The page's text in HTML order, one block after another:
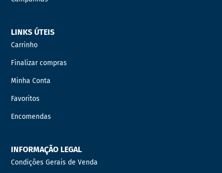
LINKS ÚTEIS
Carrinho
Finalizar compras
Minha Conta
Favoritos
Encomendas
INFORMAÇÃO LEGAL
Condições Gerais de Venda